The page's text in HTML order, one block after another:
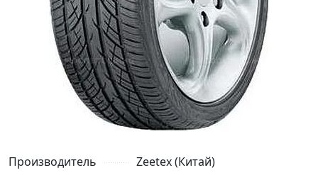
Производитель
Zeetex (Китай)